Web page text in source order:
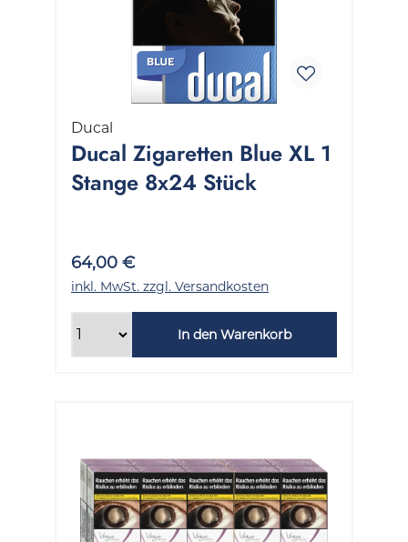
Ducal
Ducal Zigaretten Blue XL 1
Stange 8x24 Stück
64,00 €
inkl. MwSt. zzgl. Versandkosten
In den Warenkorb